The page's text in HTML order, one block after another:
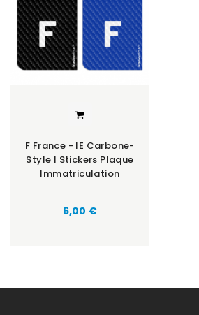
F France - IE Carbone-
Style | Stickers Plaque
Immatriculation
Prix
6,00 €